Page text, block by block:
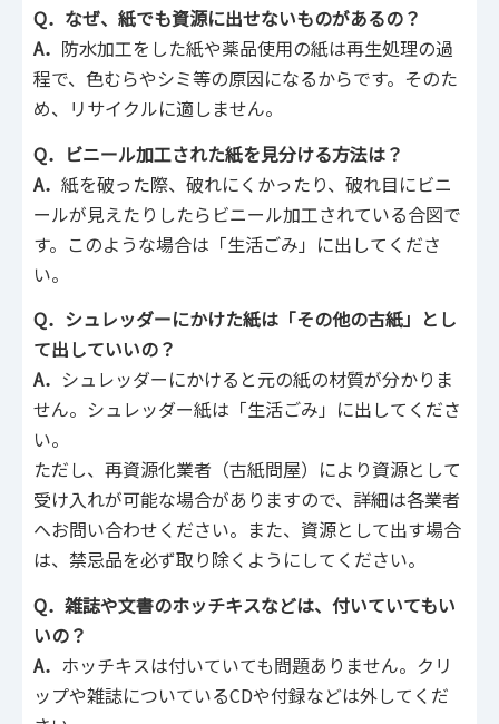
Q．なぜ、紙でも資源に出せないものがあるの？
A． 防水加工をした紙や薬品使用の紙は再生処理の過
程で、色むらやシミ等の原因になるからです。そのた
め、リサイクルに適しません。
Q．ビニール加工された紙を見分ける方法は？
A． 紙を破った際、破れにくかったり、破れ目にビニ
ールが見えたりしたらビニール加工されている合図で
す。このような場合は「生活ごみ」に出してくださ
い。
Q．シュレッダーにかけた紙は「その他の古紙」とし
て出していいの？
A． シュレッダーにかけると元の紙の材質が分かりま
せん。シュレッダー紙は「生活ごみ」に出してくださ
い。
ただし、再資源化業者（古紙問屋）により資源として
受け入れが可能な場合がありますので、詳細は各業者
へお問い合わせください。また、資源として出す場合
は、禁忌品を必ず取り除くようにしてください。
Q．雑誌や文書のホッチキスなどは、付いていてもい
いの？
A． ホッチキスは付いていても問題ありません。クリ
ップや雑誌についているCDや付録などは外してくだ